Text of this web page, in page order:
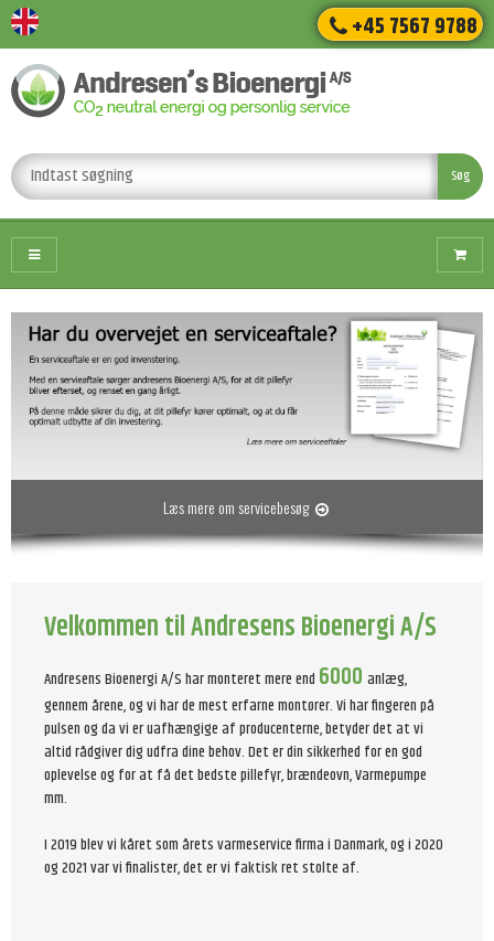
+45 7567 9788
Søg
Læs mere om servicebesøg
Velkommen til Andresens Bioenergi A/S
Andresens Bioenergi A/S har monteret mere end 6000 anlæg,
gennem årene, og vi har de mest erfarne montører. Vi har fingeren på
pulsen og da vi er uafhængige af producenterne, betyder det at vi
altid rådgiver dig udfra dine behov. Det er din sikkerhed for en god
oplevelse og for at få det bedste pillefyr, brændeovn, Varmepumpe
mm.
I 2019 blev vi kåret som årets varmeservice firma i Danmark, og i 2020
og 2021 var vi finalister, det er vi faktisk ret stolte af.